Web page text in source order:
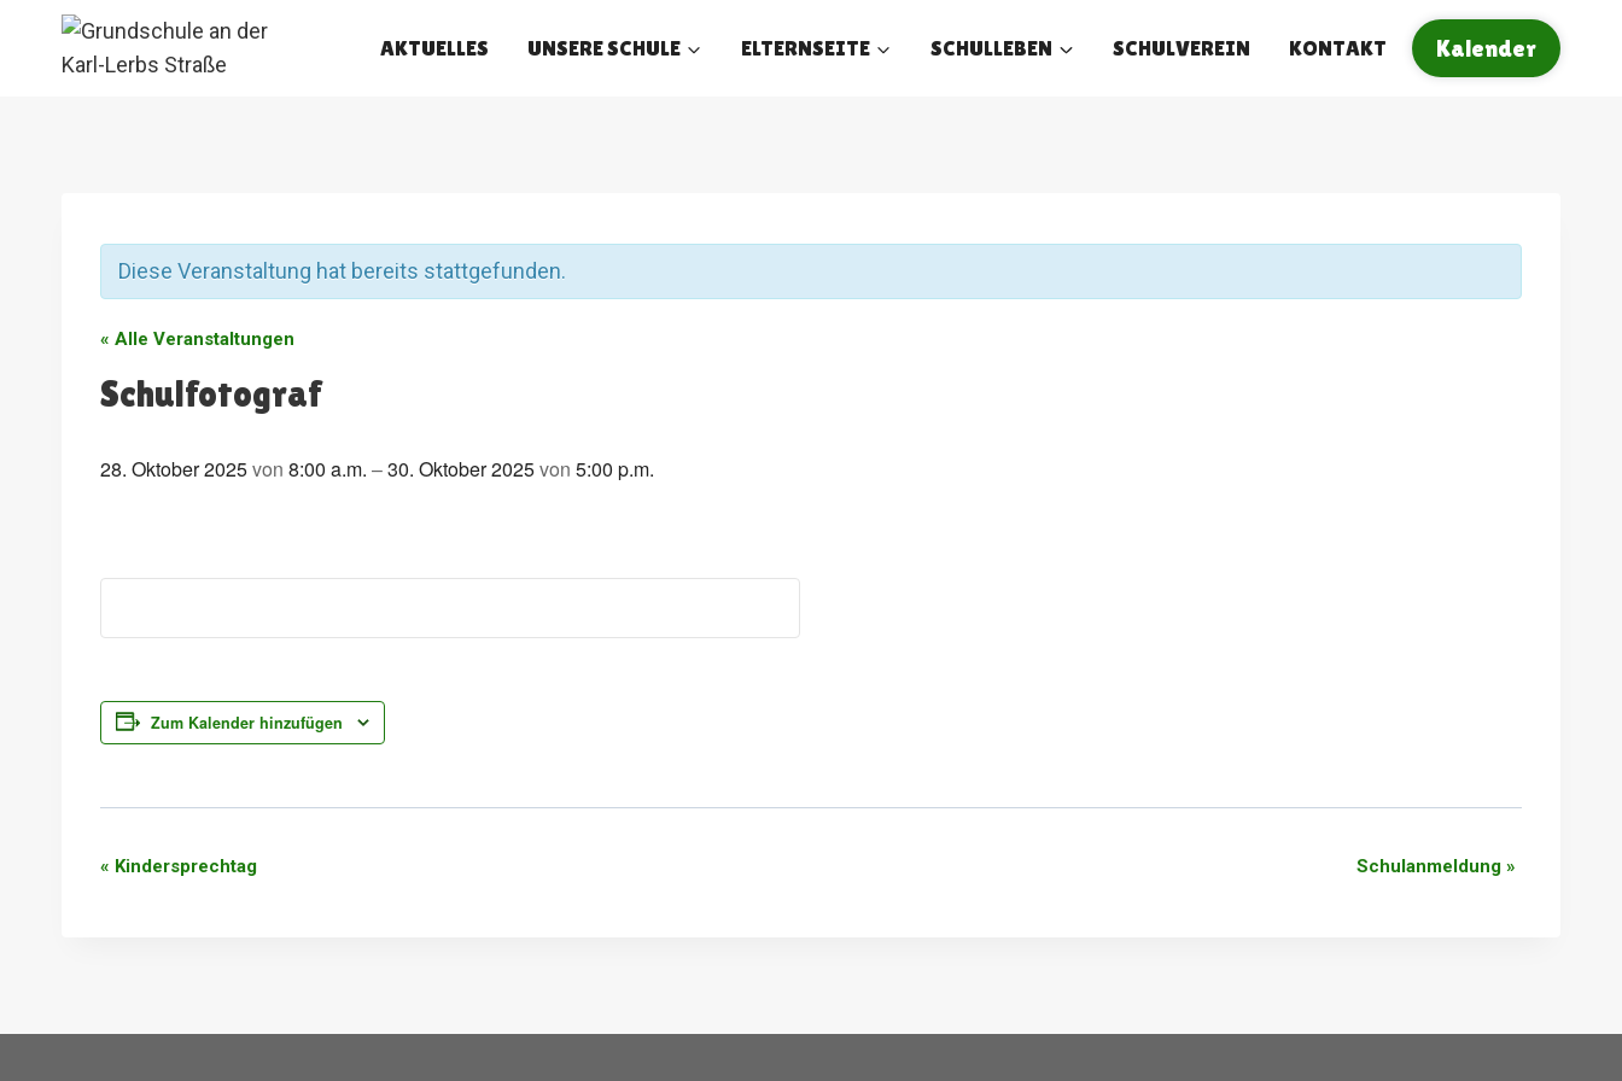
AKTUELLES UNSERE SCHULE ELTERNSEITE SCHULLEBEN SCHULVEREIN KONTAKT Kalender
Diese Veranstaltung hat bereits stattgefunden.
« Alle Veranstaltungen
Schulfotograf
28. Oktober 2025von 8:00 a.m. –30. Oktober 2025von 5:00 p.m.
Zum Kalender hinzufügen
Veranstaltung-
« Kindersprechtag Schulanmeldung »